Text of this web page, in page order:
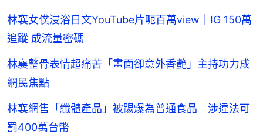
林襄女僕浸浴日文YouTube片呃百萬view｜IG 150萬
追蹤 成流量密碼
林襄整骨表情超痛苦「畫面卻意外香艷」主持功力成
網民焦點
林襄網售「纖體產品」被踢爆為普通食品 涉違法可
罰400萬台幣